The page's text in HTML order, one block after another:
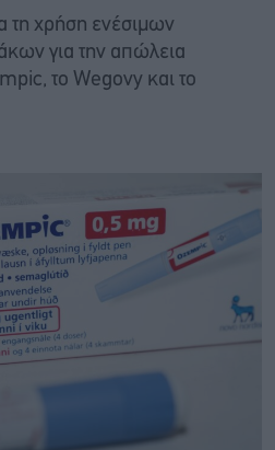
τη χρήση ενέσιμων
για την απώλεια
το Wegovy και το